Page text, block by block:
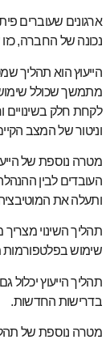
ארגונים שעוברים
נכונה של החברה,
הייעוץ הוא תהליך
מתמשך שכולל
לקחת חלק בשינויים
וניטור של המצב
מטרה נוספת של
העובדים לבין
ותעלה את
תהליך השינוי
שימוש
תהליך הייעוץ יכלול
בדרישות החדשות.
מטרה נוספת של